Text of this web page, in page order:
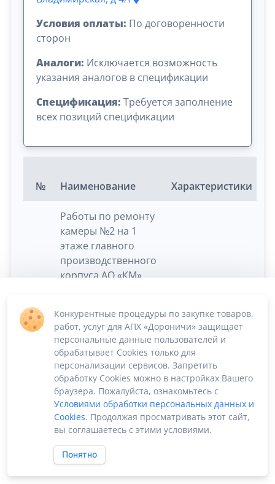
Условия оплаты: По договоренности
сторон
Аналоги: Исключается возможность
указания аналогов в спецификации
Спецификация: Требуется заполнение
всех позиций спецификации
№ Наименование Характеристики
Работы по ремонту
камеры №2 на 1
этаже главного
производственного
корпуса АО «КМ» ,
Владимирская, 4А
Заказчик: АО
«Кировский
мясокомбинат»
Конкурентные процедуры по закупке товаров,
работ, услуг для АПХ «Дороничи» защищает
персональные данные пользователей и
обрабатывает Cookies только для
персонализации сервисов. Запретить
обработку Cookies можно в настройках Вашего
браузера. Пожалуйста, ознакомьтесь с
Условиями обработки персональных данных и
Cookies. Продолжая просматривать этот сайт,
вы соглашаетесь с этими условиями.
Понятно